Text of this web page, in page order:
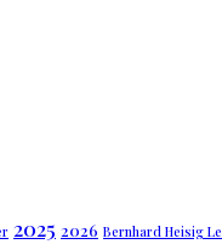
2025 2026 Bernhard Heisig